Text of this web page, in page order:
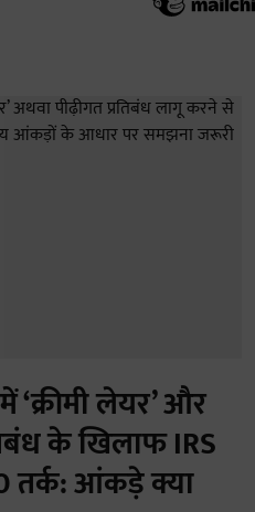
लेयर’ और
के खिलाफ IRS
तर्क: आंकड़े क्या